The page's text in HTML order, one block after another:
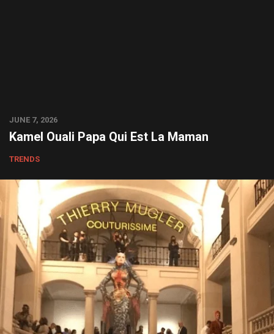
JUNE 7, 2026
Kamel Ouali Papa Qui Est La Maman
TRENDS